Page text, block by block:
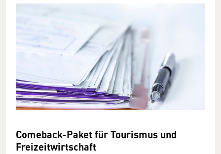
Comeback-Paket für Tourismus und
Freizeitwirtschaft